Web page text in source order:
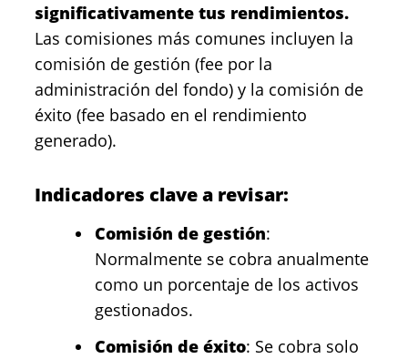
significativamente tus rendimientos.
Las comisiones más comunes incluyen la
comisión de gestión (fee por la
administración del fondo) y la comisión de
éxito (fee basado en el rendimiento
generado).
Indicadores clave a revisar:
Comisión de gestión:
Normalmente se cobra anualmente
como un porcentaje de los activos
gestionados.
Comisión de éxito: Se cobra solo